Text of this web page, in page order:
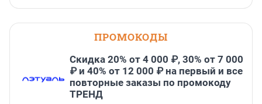
ПРОМОКОДЫ
Скидка 20% от 4 000 ₽, 30% от 7 000
₽ и 40% от 12 000 ₽ на первый и все
повторные заказы по промокоду
ТРЕНД